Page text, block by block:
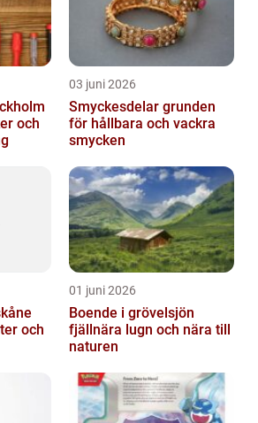
och
03 juni 2026
Smyckesdelar grunden
för hållbara och vackra
smycken
och
01 juni 2026
Boende i grövelsjön
fjällnära lugn och nära till
naturen